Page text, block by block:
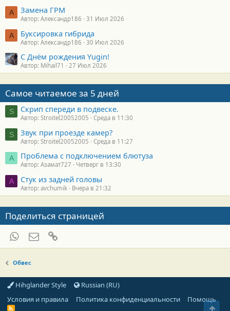
А Замена ГРМ
Автор: Александр186 31 Июл 2026
А Буксировка гибрида
Автор: Александр186 30 Июл 2026
С Днём рождения Yugin!
Автор: Mihail71 27 Июл 2026
Самое читаемое за 5 дней
S Скрип спереди в подвеске.
Автор: Stroitel20052005 Среда в 11:30
S Звук при проезде камер?
Автор: Stroitel20052005 Среда в 11:27
А Проблема с подключением блютуза
Автор: Азамат727 Четверг в 13:30
A Стук из задней головы
Автор: avchumik Вчера в 21:32
Поделиться страницей
WhatsAppЭлектронная почта
Обвес
Hihglander Style
Russian (RU)
Условия и правила
Политика конфиденциальности Помощь
R